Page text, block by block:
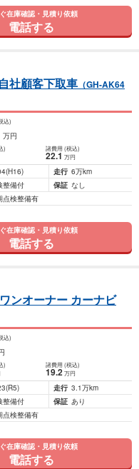
在庫確認・見積り依頼
電話する
社顧客下取車 （GH-AK64
込)
万円
) 諸費用 (税込)
22.1 万円
(H16) 走行 6万km
整備付 保証 なし
点検整備有
在庫確認・見積り依頼
電話する
ンオーナー カーナビ
込)
) 諸費用 (税込)
19.2 万円
(R5) 走行 3.1万km
整備付 保証 あり
点検整備有
在庫確認・見積り依頼
電話する